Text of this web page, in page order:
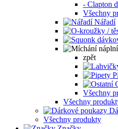
- Clapton
Všechny
Nářadí
zpět
Všechny
Všechny
Všechny produkty